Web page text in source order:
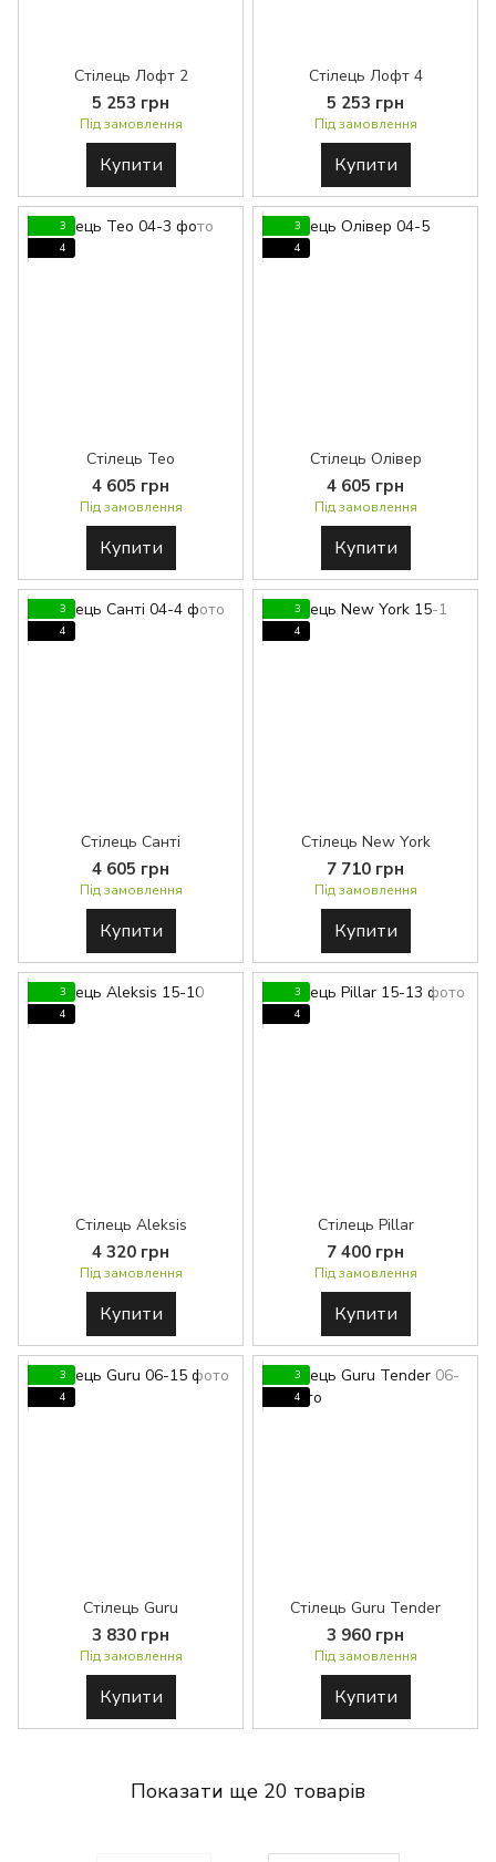
Стілець Лофт 2
5 253 грн
Під замовлення
Купити
Стілець Лофт 4
5 253 грн
Під замовлення
Купити
3
4
Стілець Тео
4 605 грн
Під замовлення
Купити
3
4
Стілець Олівер
4 605 грн
Під замовлення
Купити
3
4
Стілець Санті
4 605 грн
Під замовлення
Купити
3
4
Стілець New York
7 710 грн
Під замовлення
Купити
3
4
Стілець Aleksis
4 320 грн
Під замовлення
Купити
3
4
Стілець Pillar
7 400 грн
Під замовлення
Купити
3
4
Стілець Guru
3 830 грн
Під замовлення
Купити
3
4
Стілець Guru Tender
3 960 грн
Під замовлення
Купити
Показати ще 20 товарів